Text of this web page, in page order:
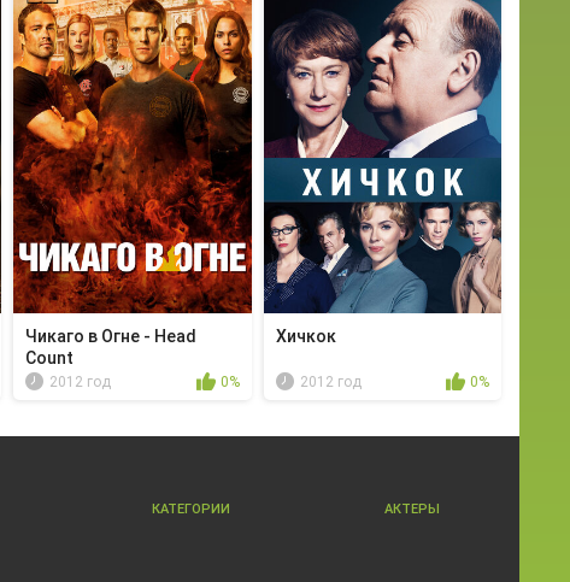
Чикаго в Огне - Head
Count
2012 год 0%
Хичкок
2012 год 0%
КАТЕГОРИИ АКТЕРЫ